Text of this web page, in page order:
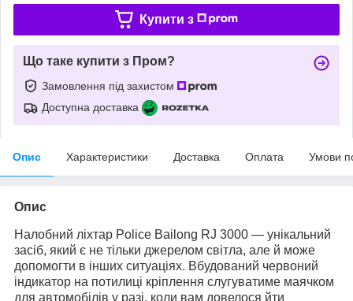
Купити з
Що таке купити з Пром?
Замовлення під захистом
Доступна доставка
Опис Характеристики Доставка Оплата Умови
Опис
Налобний ліхтар Police Bailong RJ 3000 — унікальний
засіб, який є не тільки джерелом світла, але й може
допомогти в інших ситуаціях. Вбудований червоний
індикатор на потилиці кріплення слугуватиме маячком
для автомобілів у разі, коли вам довелося йти